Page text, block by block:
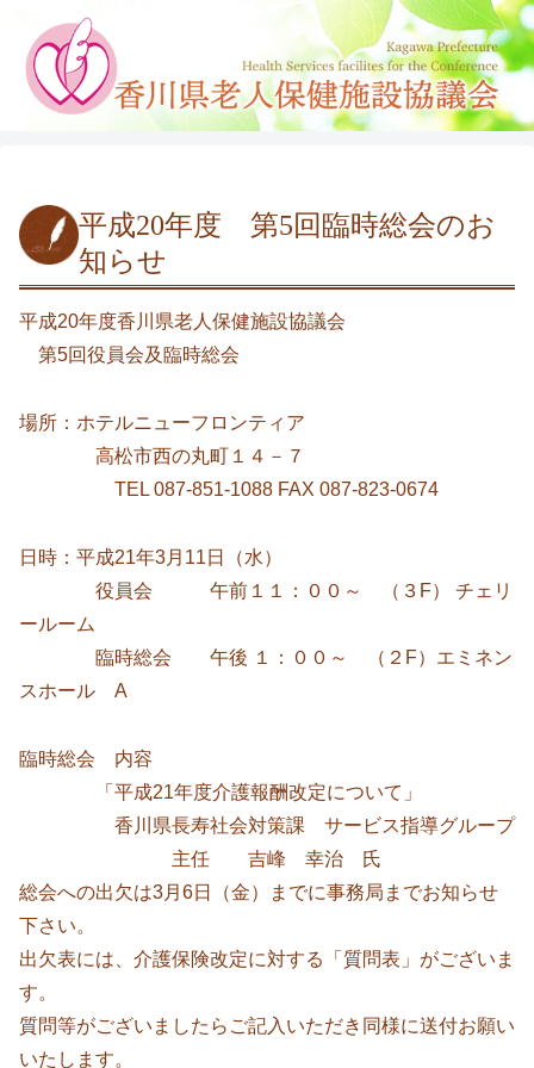
平成20年度 第5回臨時総会のお
知らせ
平成20年度香川県老人保健施設協議会
第5回役員会及臨時総会
場所：ホテルニューフロンティア
高松市西の丸町１４－７
TEL 087-851-1088 FAX 087-823-0674
日時：平成21年3月11日（水）
役員会 午前１１：００～ （３F） チェリ
ールーム
臨時総会 午後 １：００～ （２F）エミネン
スホール A
臨時総会 内容
「平成21年度介護報酬改定について」
香川県長寿社会対策課 サービス指導グループ
主任 吉峰 幸治 氏
総会への出欠は3月6日（金）までに事務局までお知らせ
下さい。
出欠表には、介護保険改定に対する「質問表」がございま
す。
質問等がございましたらご記入いただき同様に送付お願い
いたします。